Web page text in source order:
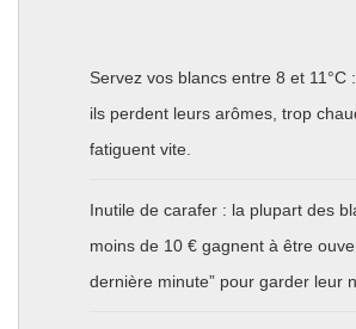
Servez vos blancs entre 8 et 11°C
ils perdent leurs arômes, trop
fatiguent vite.
Inutile de carafer : la plupart des
moins de 10 € gagnent à être
dernière minute” pour garder leur